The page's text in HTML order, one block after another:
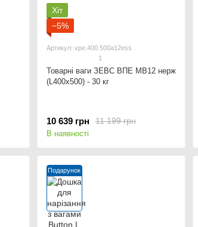
Хіт
−5%
Артикул: vpe.400.500a12ess
1
Товарні ваги ЗЕВС ВПЕ МВ12 нерж
(L400x500) - 30 кг
11 199 грн
10 639 грн
В наявності
Подарунок